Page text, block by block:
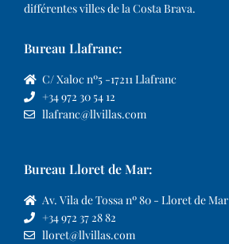
différentes villes de la Costa Brava.​
Bureau Llafranc:
C/ Xaloc nº5 -17211 Llafranc
+34 972 30 54 12
llafranc@llvillas.com
Bureau Lloret de Mar:
Av. Vila de Tossa nº 80 - Lloret de Mar
+34 972 37 28 82
lloret@llvillas.com